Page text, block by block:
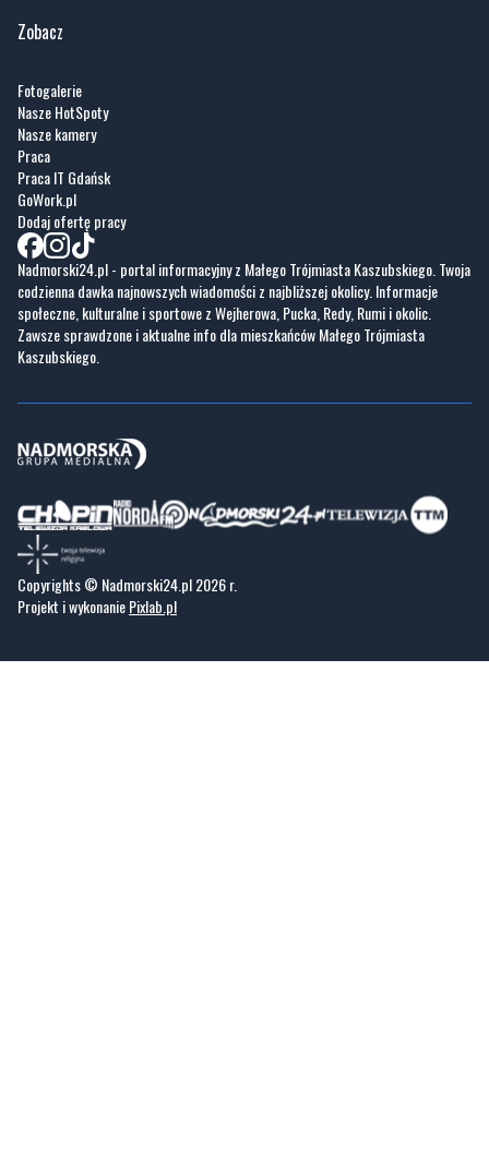
Zobacz
Fotogalerie
Nasze HotSpoty
Nasze kamery
Praca
Praca IT Gdańsk
GoWork.pl
Dodaj ofertę pracy
Nadmorski24.pl - portal informacyjny z Małego Trójmiasta Kaszubskiego. Twoja
codzienna dawka najnowszych wiadomości z najbliższej okolicy. Informacje
społeczne, kulturalne i sportowe z Wejherowa, Pucka, Redy, Rumi i okolic.
Zawsze sprawdzone i aktualne info dla mieszkańców Małego Trójmiasta
Kaszubskiego.
Copyrights © Nadmorski24.pl 2026 r.
Projekt i wykonaniePixlab.pl